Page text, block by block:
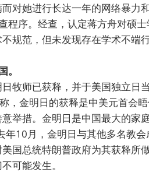
对她进行长达一年的网络暴力
程序。经查，认定蒋方舟对硕
规范，但未发现存在学术不端行
。
牧师已获释，并于美国独立日
，金明日的获释是中美元首会
举措。金明日是中国最大的家
10月，金明日与其他多名教
国总统特朗普政府为其获释所
可能发生。